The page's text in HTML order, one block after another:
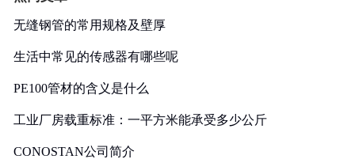
无缝钢管的常用规格及壁厚
生活中常见的传感器有哪些呢
PE100管材的含义是什么
工业厂房载重标准：一平方米能承受多少公斤
CONOSTAN公司简介